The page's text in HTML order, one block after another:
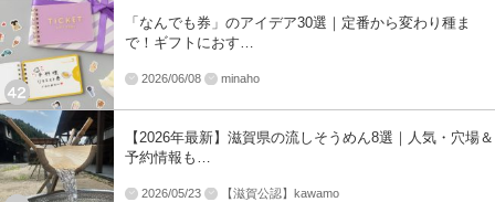
「なんでも券」のアイデア30選｜定番から変わり種ま
で！ギフトにおす…
2026/06/08 minaho
【2026年最新】滋賀県の流しそうめん8選｜人気・穴場＆
予約情報も…
2026/05/23 【滋賀公認】kawamo